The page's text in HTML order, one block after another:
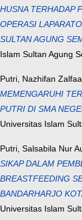
HUSNA TERHADAP
OPERASI
SULTAN AGUNG
Islam Sultan Agung
Putri, Nazhifan
MEMENGARUHI
PUTRI DI SMA
Universitas Islam
Putri, Salsabila Nur
SIKAP DALAM
BREASTFEEDING
BANDARHARJO
Universitas Islam